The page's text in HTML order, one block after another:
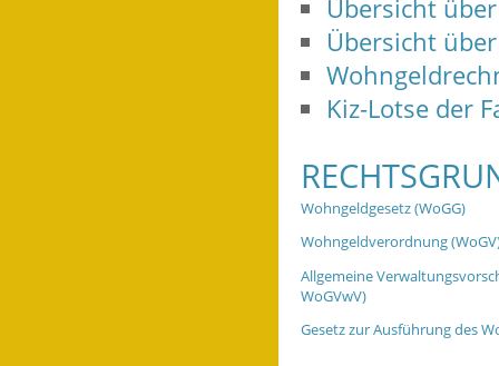
Übersicht
Übersicht
Kiz-Lotse der
Wohngeldgesetz (WoGG)
Wohngeldverordnung
Allgemeine
WoGVwV)
Gesetz zur Ausführung des